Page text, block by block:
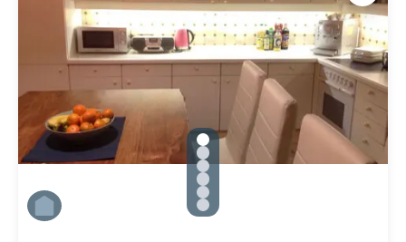
gallery.slide_selector
Zu Slide 1 wechseln
Zu Slide 2 wechseln
Zu Slide 3 wechseln
Zu Slide 4 wechseln
Zu Slide 5 wechseln
Zu Slide 6 wechseln